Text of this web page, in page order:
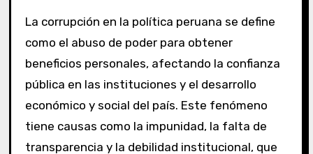
La corrupción en la política peruana se define
como el abuso de poder para obtener
beneficios personales, afectando la confianza
pública en las instituciones y el desarrollo
económico y social del país. Este fenómeno
tiene causas como la impunidad, la falta de
transparencia y la debilidad institucional, que